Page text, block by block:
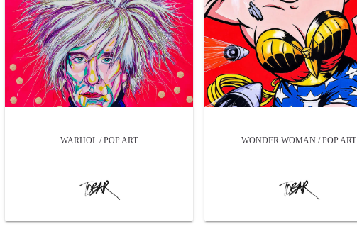
WARHOL / POP ART WONDER WOMAN / POP ART